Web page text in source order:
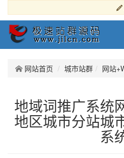
网站首页 城市站群 网站
地域词推广系统
地区城市分站城
系